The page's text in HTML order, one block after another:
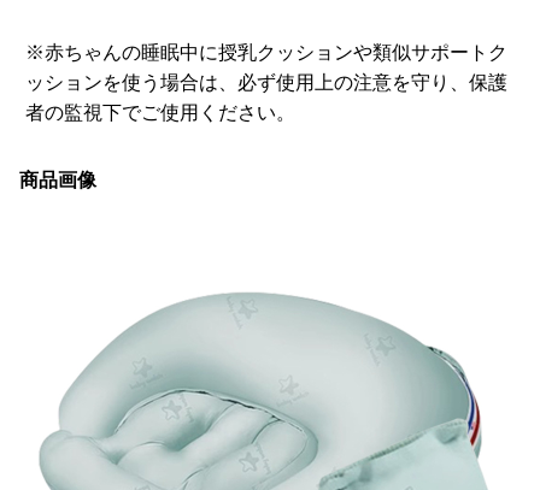
※赤ちゃんの睡眠中に授乳クッションや類似サポートク
ッションを使う場合は、必ず使用上の注意を守り、保護
者の監視下でご使用ください。
商品画像